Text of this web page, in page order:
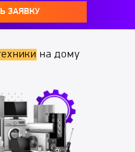
ЗАЯВКУ
на дому